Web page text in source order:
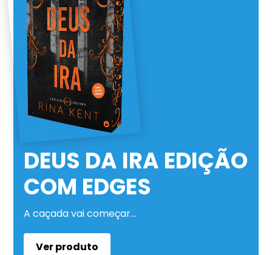
DEUS DA IRA EDIÇÃO
COM EDGES
A caçada vai começar…
Ver produto